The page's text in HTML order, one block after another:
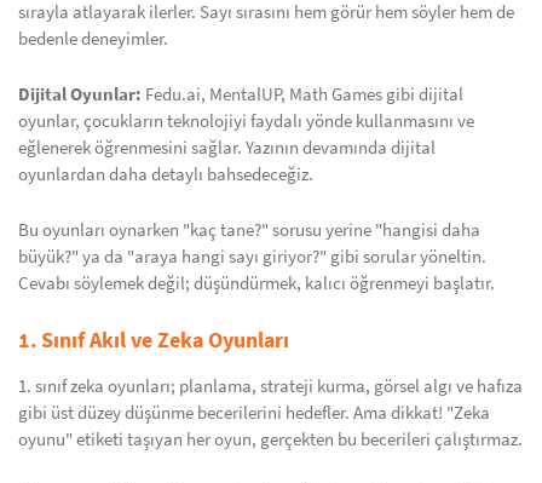
sırayla atlayarak ilerler. Sayı sırasını hem görür hem söyler hem de
bedenle deneyimler.
Dijital Oyunlar: Fedu.ai, MentalUP, Math Games gibi dijital
oyunlar, çocukların teknolojiyi faydalı yönde kullanmasını ve
eğlenerek öğrenmesini sağlar. Yazının devamında dijital
oyunlardan daha detaylı bahsedeceğiz.
Bu oyunları oynarken "kaç tane?" sorusu yerine "hangisi daha
büyük?" ya da "araya hangi sayı giriyor?" gibi sorular yöneltin.
Cevabı söylemek değil; düşündürmek, kalıcı öğrenmeyi başlatır.
1. Sınıf Akıl ve Zeka Oyunları
1. sınıf zeka oyunları; planlama, strateji kurma, görsel algı ve hafıza
gibi üst düzey düşünme becerilerini hedefler. Ama dikkat! "Zeka
oyunu" etiketi taşıyan her oyun, gerçekten bu becerileri çalıştırmaz.